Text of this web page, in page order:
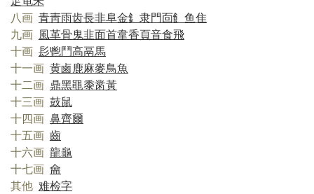
八画 青靑雨齿長非阜金釒 隶門靣飠 鱼隹
九画 風革骨鬼韭面首韋香頁音食飛
十画 髟鬯鬥高鬲馬
十一画 黄鹵鹿麻麥鳥魚
十二画 鼎黑黽黍黹黃
十三画 鼓鼠
十四画 鼻齊爾
十五画 齒
十六画 龍龜
十七画 龠
其他 难检字